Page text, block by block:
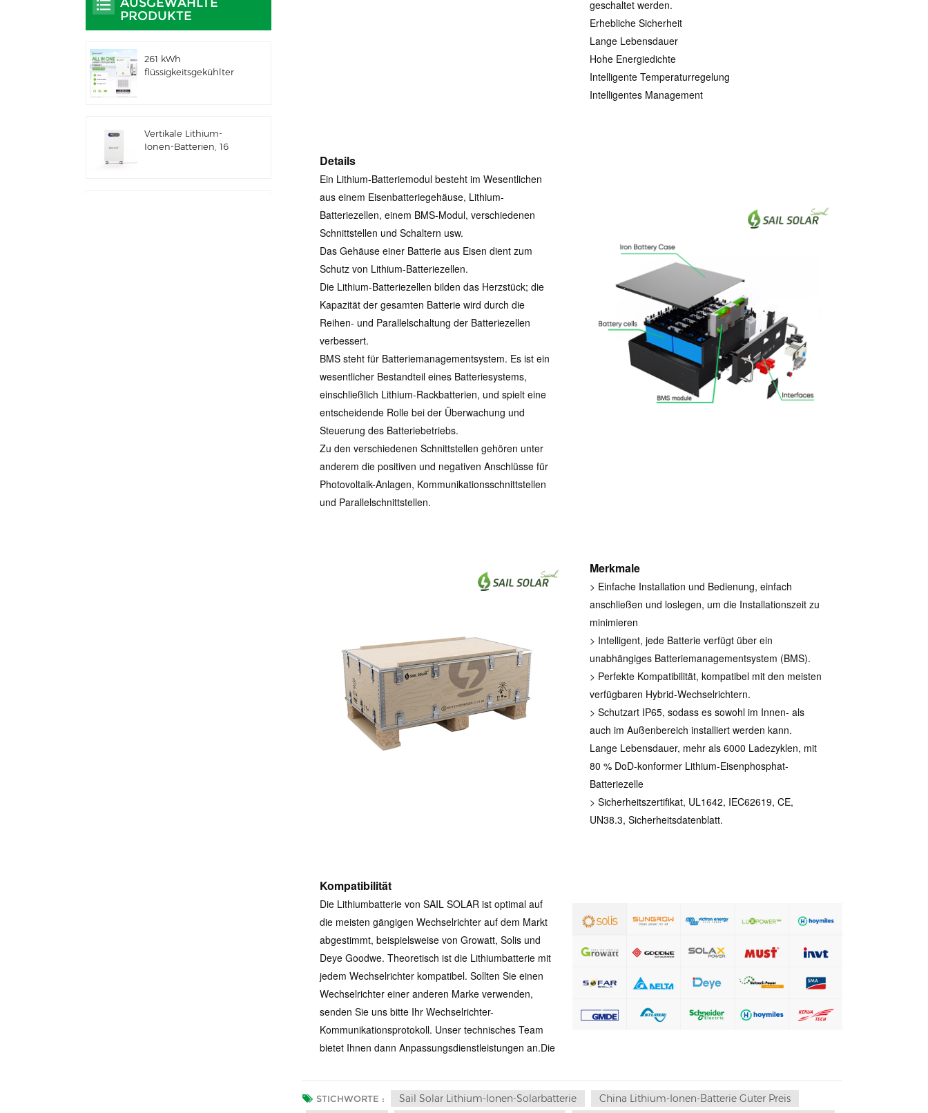
geschaltet werden.
Erhebliche Sicherheit
Lange Lebensdauer
Hohe Energiedichte
Intelligente Temperaturregelung
Intelligentes Management
Details
Ein Lithium-Batteriemodul besteht im Wesentlichen
aus einem Eisenbatteriegehäuse, Lithium-
Batteriezellen, einem BMS-Modul, verschiedenen
Schnittstellen und Schaltern usw.
Das Gehäuse einer Batterie aus Eisen dient zum
Schutz von Lithium-Batteriezellen.
Die Lithium-Batteriezellen bilden das Herzstück; die
Kapazität der gesamten Batterie wird durch die
Reihen- und Parallelschaltung der Batteriezellen
verbessert.
BMS steht für Batteriemanagementsystem. Es ist ein
wesentlicher Bestandteil eines Batteriesystems,
einschließlich Lithium-Rackbatterien, und spielt eine
entscheidende Rolle bei der Überwachung und
Steuerung des Batteriebetriebs.
Zu den verschiedenen Schnittstellen gehören unter
anderem die positiven und negativen Anschlüsse für
Photovoltaik-Anlagen, Kommunikationsschnittstellen
und Parallelschnittstellen.
Merkmale
> Einfache Installation und Bedienung, einfach
anschließen und loslegen, um die Installationszeit zu
minimieren
> Intelligent, jede Batterie verfügt über ein
unabhängiges Batteriemanagementsystem (BMS).
> Perfekte Kompatibilität, kompatibel mit den meisten
verfügbaren Hybrid-Wechselrichtern.
> Schutzart IP65, sodass es sowohl im Innen- als
auch im Außenbereich installiert werden kann.
Lange Lebensdauer, mehr als 6000 Ladezyklen, mit
80 % DoD-konformer Lithium-Eisenphosphat-
Batteriezelle
> Sicherheitszertifikat, UL1642, IEC62619, CE,
UN38.3, Sicherheitsdatenblatt.
Kompatibilität
Die Lithiumbatterie von SAIL SOLAR ist optimal auf
die meisten gängigen Wechselrichter auf dem Markt
abgestimmt, beispielsweise von Growatt, Solis und
Deye Goodwe. Theoretisch ist die Lithiumbatterie mit
jedem Wechselrichter kompatibel. Sollten Sie einen
Wechselrichter einer anderen Marke verwenden,
senden Sie uns bitte Ihr Wechselrichter-
Kommunikationsprotokoll. Unser technisches Team
bietet Ihnen dann Anpassungsdienstleistungen an.Die
STICHWORTE : Sail Solar Lithium-Ionen-Solarbatterie
China Lithium-Ionen-Batterie Guter Preis
PRODUKTE
261 kWh
flüssigkeitsgekühlter
Anwendungen IP66
ESS
Vertikale Lithium-
Ionen-Batterien, 16